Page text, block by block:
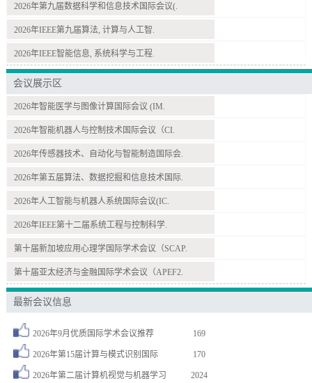
2026年第九届数据科学和信息技术国际会议(.
2026年IEEE第九届算法, 计算与人工智.
2026年IEEE智能信息, 系统科学与工程.
会议展示区
2026年智能医学与图像计算国际会议 (IM.
2026年智能机器人与控制技术国际会议（CI.
2026年传感器技术、自动化与智能制造国际会.
2026年第五届算法、数据挖掘和信息技术国际.
2026年人工智能与机器人系统国际会议(IC.
2026年IEEE第十二届系统工程与控制科学.
第十届新加坡应用心理学国际学术会议（SCAP.
第十届亚太经济与金融国际学术会议（APEF2.
最新会议信息
2026年9月优质国际学术会议推荐 169
2026年第15届计算与模式识别国际 170
2026年第二届计算机视觉与机器学习 2024
08-02
周** 注册了 2026年智慧交通与…